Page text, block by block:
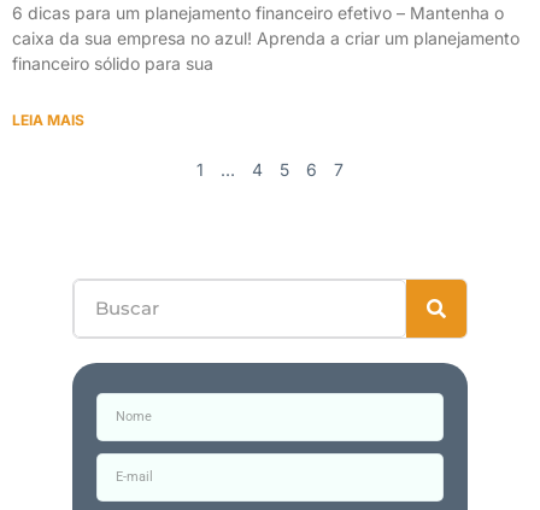
6 dicas para um planejamento financeiro efetivo – Mantenha o
caixa da sua empresa no azul! Aprenda a criar um planejamento
financeiro sólido para sua
LEIA MAIS
1 … 4 5 6 7